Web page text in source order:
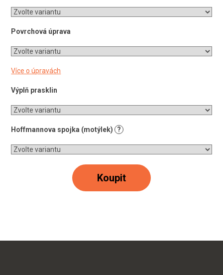
Povrchová úprava
Více o úpravách
Výplň prasklin
Hoffmannova spojka (motýlek) ?
Koupit